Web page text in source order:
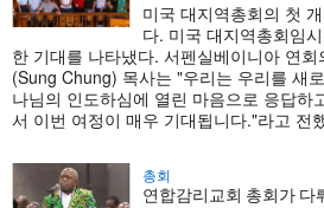
미국 대지역총회의 첫
다. 미국 대지역총회임
한 기대를 나타냈다. 서펜실베이니아 연
(Sung Chung) 목사는 "우리는 우리를 새
나님의 인도하심에 열린 마음으로 응답하
서 이번 여정이 매우 기대됩니다."라고 전
총회
연합감리교회 총회가 다